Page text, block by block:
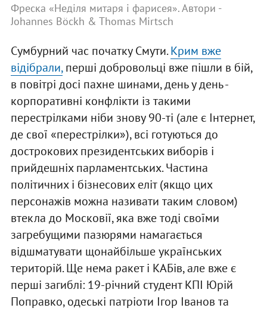
Фреска «Неділя митаря і фарисея». Автори -
Johannes Böckh & Thomas Mirtsch
Сумбурний час початку Смути.Крим вже
відібрали,перші добровольці вже пішли в бій,
в повітрі досі пахне шинами, день у день -
корпоративні конфлікти із такими
перестрілками ніби знову 90-ті (але є Інтернет,
де свої «перестрілки»), всі готуються до
дострокових президентських виборів і
прийдешніх парламентських. Частина
політичних і бізнесових еліт (якщо цих
персонажів можна називати таким словом)
втекла до Московії, яка вже тоді своїми
загребущими пазюрями намагається
відшматувати щонайбільше українських
територій. Ще нема ракет і КАБів, але вже є
перші загиблі: 19-річний студент КПІ Юрій
Поправко, одеські патріоти Ігор Іванов та